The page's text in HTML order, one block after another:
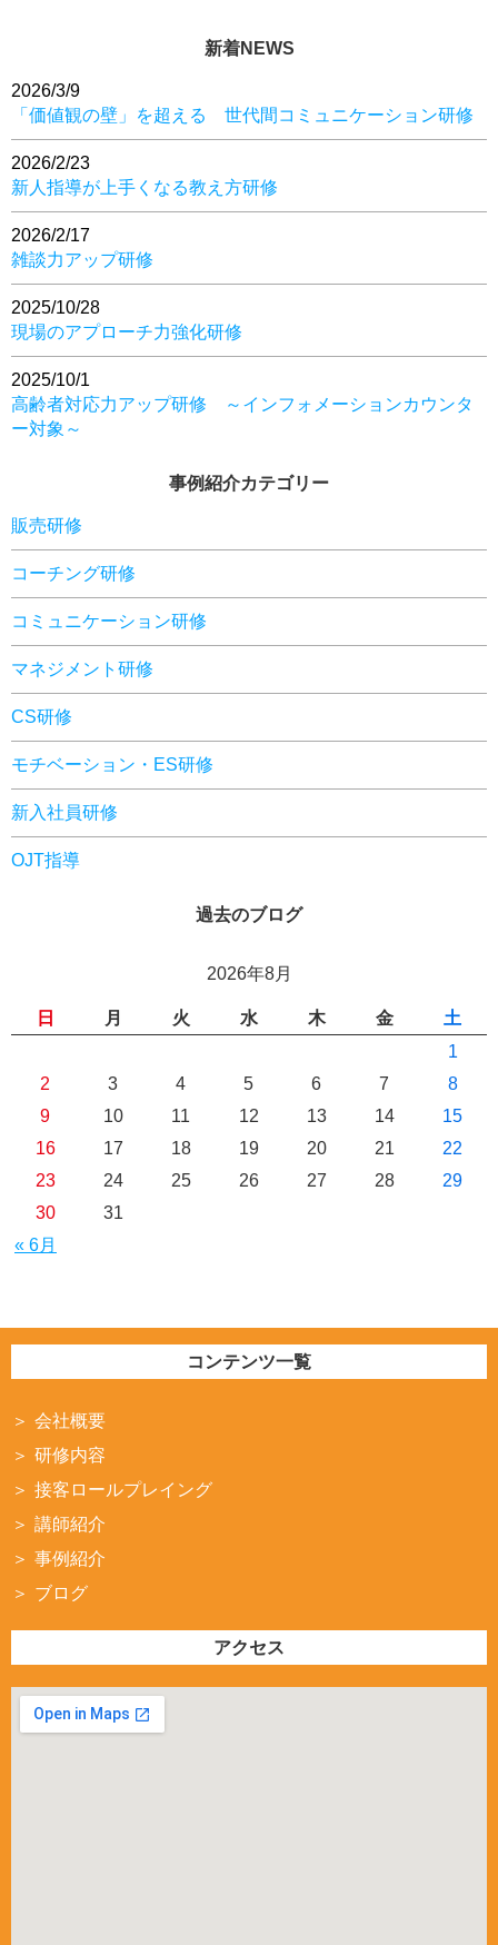
新着NEWS
2026/3/9
「価値観の壁」を超える 世代間コミュニケーション研修
2026/2/23
新人指導が上手くなる教え方研修
2026/2/17
雑談力アップ研修
2025/10/28
現場のアプローチ力強化研修
2025/10/1
高齢者対応力アップ研修 ～インフォメーションカウンタ
ー対象～
事例紹介カテゴリー
販売研修
コーチング研修
コミュニケーション研修
マネジメント研修
CS研修
モチベーション・ES研修
新入社員研修
OJT指導
過去のブログ
2026年8月
日 月 火 水 木 金 土
« 6月
1
2
3 4 5 6 7
8
9
10 11 12 13 14
15
16
17 18 19 20 21
22
23
24 25 26 27 28
29
30
31
コンテンツ一覧
会社概要
研修内容
接客ロールプレイング
講師紹介
事例紹介
ブログ
アクセス